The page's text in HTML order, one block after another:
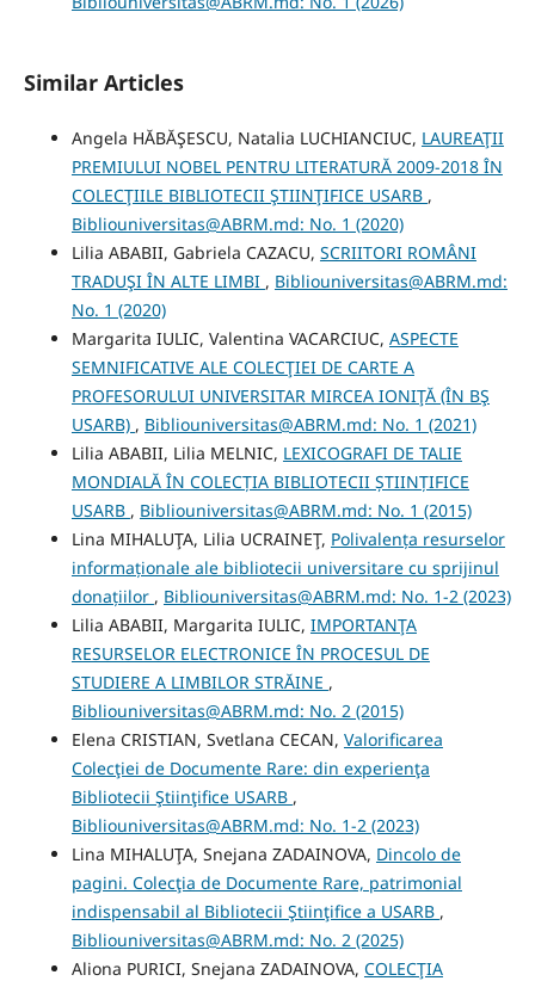
Similar Articles
Angela HĂBĂŞESCU, Natalia LUCHIANCIUC, LAUREAŢII
PREMIULUI NOBEL PENTRU LITERATURĂ 2009-2018 ÎN
COLECŢIILE BIBLIOTECII ŞTIINŢIFICE USARB ,
Bibliouniversitas@ABRM.md: No. 1 (2020)
Lilia ABABII, Gabriela CAZACU, SCRIITORI ROMÂNI
TRADUŞI ÎN ALTE LIMBI , Bibliouniversitas@ABRM.md:
No. 1 (2020)
Margarita IULIC, Valentina VACARCIUC, ASPECTE
SEMNIFICATIVE ALE COLECŢIEI DE CARTE A
PROFESORULUI UNIVERSITAR MIRCEA IONIŢĂ (ÎN BŞ
USARB) , Bibliouniversitas@ABRM.md: No. 1 (2021)
Lilia ABABII, Lilia MELNIC, LEXICOGRAFI DE TALIE
MONDIALĂ ÎN COLECȚIA BIBLIOTECII ȘTIINȚIFICE
USARB , Bibliouniversitas@ABRM.md: No. 1 (2015)
Lina MIHALUŢA, Lilia UCRAINEŢ, Polivalența resurselor
informaționale ale bibliotecii universitare cu sprijinul
donațiilor , Bibliouniversitas@ABRM.md: No. 1-2 (2023)
Lilia ABABII, Margarita IULIC, IMPORTANŢA
RESURSELOR ELECTRONICE ÎN PROCESUL DE
STUDIERE A LIMBILOR STRĂINE ,
Bibliouniversitas@ABRM.md: No. 2 (2015)
Elena CRISTIAN, Svetlana CECAN, Valorificarea
Colecţiei de Documente Rare: din experienţa
Bibliotecii Ştiinţifice USARB ,
Bibliouniversitas@ABRM.md: No. 1-2 (2023)
Lina MIHALUŢA, Snejana ZADAINOVA, Dincolo de
pagini. Colecţia de Documente Rare, patrimonial
indispensabil al Bibliotecii Ştiinţifice a USARB ,
Bibliouniversitas@ABRM.md: No. 2 (2025)
Aliona PURICI, Snejana ZADAINOVA, COLECŢIA